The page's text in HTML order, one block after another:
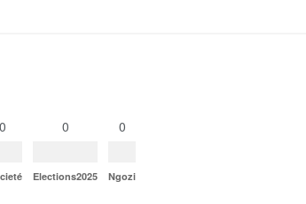
0 0
Elections2025
0
Ngozi